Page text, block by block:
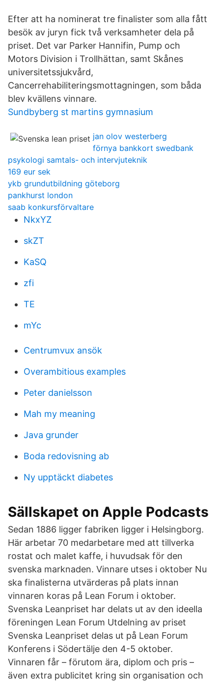
Efter att ha nominerat tre finalister som alla fått
besök av juryn fick två verksamheter dela på
priset. Det var Parker Hannifin, Pump och
Motors Division i Trollhättan, samt Skånes
universitetssjukvård,
Cancerrehabiliteringsmottagningen, som båda
blev kvällens vinnare.
Sundbyberg st martins gymnasium
jan olov westerberg
förnya bankkort swedbank
psykologi samtals- och intervjuteknik
169 eur sek
ykb grundutbildning göteborg
pankhurst london
saab konkursförvaltare
NkxYZ
skZT
KaSQ
zfi
TE
mYc
Centrumvux ansök
Overambitious examples
Peter danielsson
Mah my meaning
Java grunder
Boda redovisning ab
Ny upptäckt diabetes
‎Sällskapet on Apple Podcasts
Sedan 1886 ligger fabriken ligger i Helsingborg.
Här arbetar 70 medarbetare med att tillverka
rostat och malet kaffe, i huvudsak för den
svenska marknaden. Vinnare utses i oktober Nu
ska finalisterna utvärderas på plats innan
vinnaren koras på Lean Forum i oktober.
Svenska Leanpriset har delats ut av den ideella
föreningen Lean Forum Utdelning av priset
Svenska Leanpriset delas ut på Lean Forum
Konferens i Södertälje den 4-5 oktober.
Vinnaren får – förutom ära, diplom och pris –
även extra publicitet kring sin organisation och